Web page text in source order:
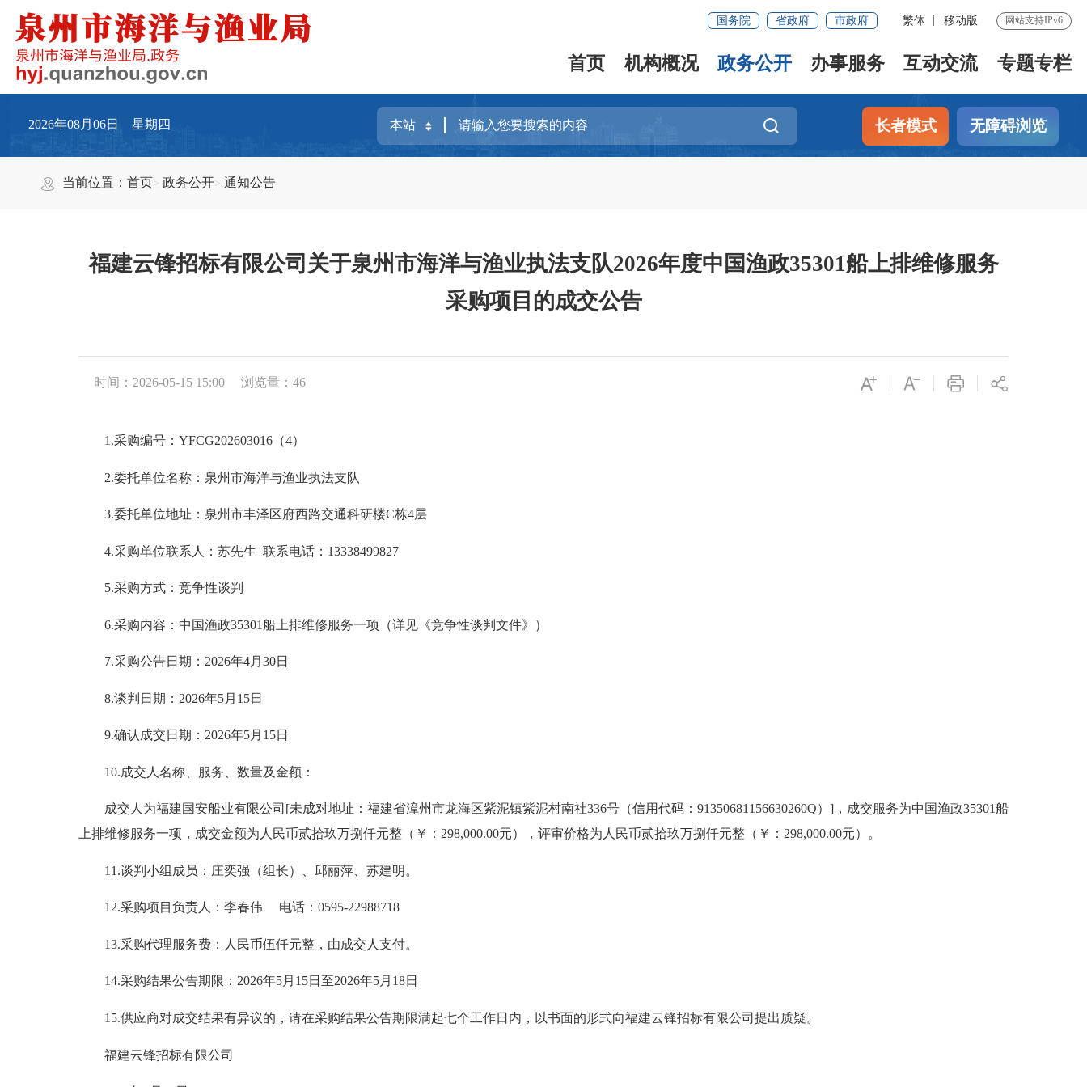
国务院 省政府 市政府 繁体 移动版 网站支持IPv6
首页 机构概况 政务公开 办事服务 互动交流 专题专栏
2026年08月06日 星期四 长者模式 无障碍浏览
当前位置：首页 政务公开 通知公告
福建云锋招标有限公司关于泉州市海洋与渔业执法支队2026年度中国渔政35301船上排维修服务
采购项目的成交公告
时间：2026-05-15 15:00 浏览量： 46
1.采购编号：YFCG202603016（4）
2.委托单位名称：泉州市海洋与渔业执法支队
3.委托单位地址：泉州市丰泽区府西路交通科研楼C栋4层
4.采购单位联系人：苏先生 联系电话：13338499827
5.采购方式：竞争性谈判
6.采购内容：中国渔政35301船上排维修服务一项（详见《竞争性谈判文件》）
7.采购公告日期：2026年4月30日
8.谈判日期：2026年5月15日
9.确认成交日期：2026年5月15日
10.成交人名称、服务、数量及金额：
成交人为福建国安船业有限公司[未成对地址：福建省漳州市龙海区紫泥镇紫泥村南社336号（信用代码：91350681156630260Q）]，成交服务为中国渔政35301船
上排维修服务一项，成交金额为人民币贰拾玖万捌仟元整（￥：298,000.00元），评审价格为人民币贰拾玖万捌仟元整（￥：298,000.00元）。
11.谈判小组成员：庄奕强（组长）、邱丽萍、苏建明。
12.采购项目负责人：李春伟 电话：0595-22988718
13.采购代理服务费：人民币伍仟元整，由成交人支付。
14.采购结果公告期限：2026年5月15日至2026年5月18日
15.供应商对成交结果有异议的，请在采购结果公告期限满起七个工作日内，以书面的形式向福建云锋招标有限公司提出质疑。
福建云锋招标有限公司